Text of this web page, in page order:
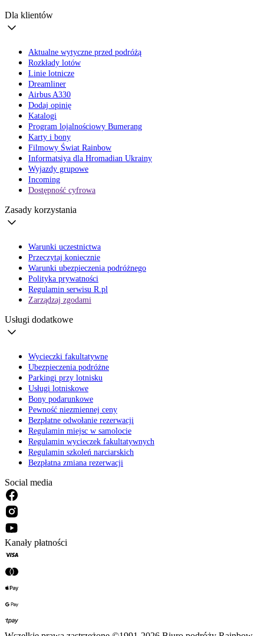
Dla klientów
Aktualne wytyczne przed podróżą
Rozkłady lotów
Linie lotnicze
Dreamliner
Airbus A330
Dodaj opinię
Katalogi
Program lojalnościowy Bumerang
Karty i bony
Filmowy Świat Rainbow
Informatsiya dla Hromadian Ukrainy
Wyjazdy grupowe
Incoming
Dostępność cyfrowa
Zasady korzystania
Warunki uczestnictwa
Przeczytaj koniecznie
Warunki ubezpieczenia podróżnego
Polityka prywatności
Regulamin serwisu R.pl
Zarządzaj zgodami
Usługi dodatkowe
Wycieczki fakultatywne
Ubezpieczenia podróżne
Parkingi przy lotnisku
Usługi lotniskowe
Bony podarunkowe
Pewność niezmiennej ceny
Bezpłatne odwołanie rezerwacji
Regulamin miejsc w samolocie
Regulamin wycieczek fakultatywnych
Regulamin szkoleń narciarskich
Bezpłatna zmiana rezerwacji
Social media
Kanały płatności